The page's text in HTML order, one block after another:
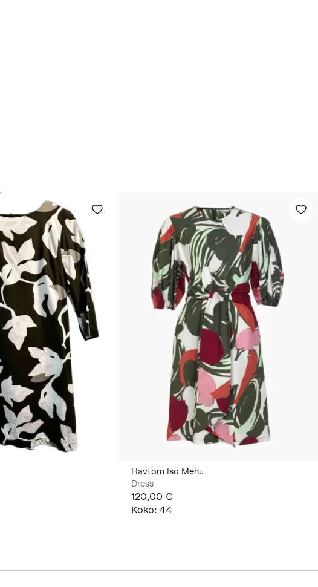
Havtorn Iso Mehu
Dress
120,00 €
Koko: 44